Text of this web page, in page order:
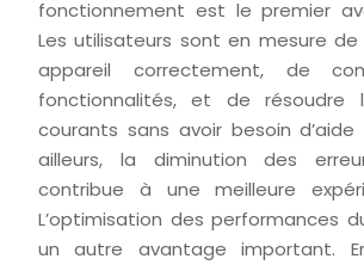
fonctionnement est le premier
Les utilisateurs sont en mesure
appareil correctement, de
fonctionnalités, et de résoudre
courants sans avoir besoin d’aide
ailleurs, la diminution des
contribue à une meilleure
L’optimisation des performances
un autre avantage important.